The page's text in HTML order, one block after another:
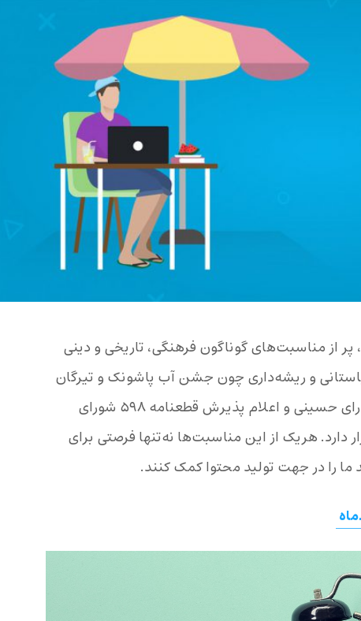
هوا، پر از مناسبت‌های گوناگون فرهنگی، تاریخی و دینی
و ریشه‌داری چون جشن آب پاشونک و تیرگان
است، بلکه روزهای با اهمیتی نظیر عاشورای حسینی و اعلام پذیرش قطعنامه ۵۹۸ شورای
را نیز در مناسب های تیر ۱۴۰۳ قرار دارد. هریک از این مناسبت‌ها نه‌تنها فرصتی برای
ما را در جهت تولید محتوا کمک کنند.